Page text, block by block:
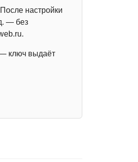
настройки
— без
ключ выдаёт